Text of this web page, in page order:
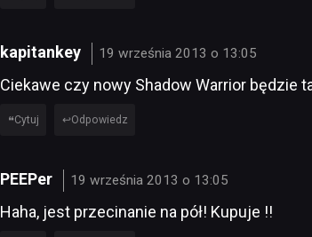
kapitankey 19 września 2013 o 13:05
Ciekawe czy nowy Shadow Warrior będzie
Cytuj Odpowiedz
PEEPer 19 września 2013 o 13:05
Haha, jest przecinanie na pół! Kupuje !!